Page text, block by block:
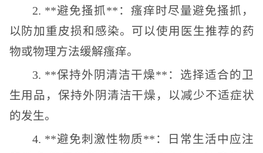
2. **避免搔抓**：瘙痒时尽量避免搔抓，
以防加重皮损和感染。可以使用医生推荐的药
物或物理方法缓解瘙痒。
3. **保持外阴清洁干燥**：选择适合的卫
生用品，保持外阴清洁干燥，以减少不适症状
的发生。
4. **避免刺激性物质**：日常生活中应注